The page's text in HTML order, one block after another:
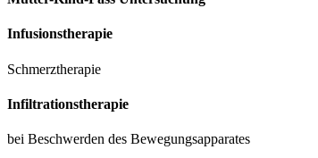
Infusionstherapie
Schmerztherapie
Infiltrationstherapie
bei Beschwerden des Bewegungsapparates